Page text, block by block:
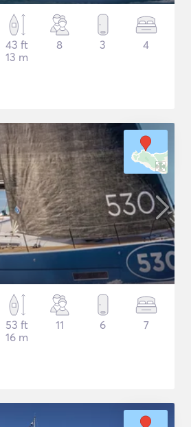
43 ft
13 m
8 3 4
53 ft
16 m
11 6 7